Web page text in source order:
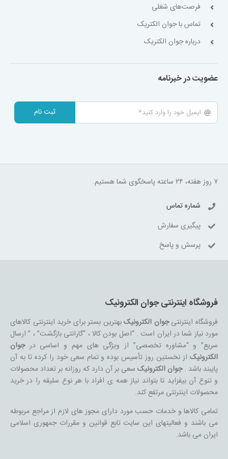
فرصت‌های شغلی
تماس با جوان الکتریک
درباره جوان الکتریک
عضویت در خبرنامه
ثبت نام
۷ روز هفته، ۲۴ ساعته پاسخگوی شما هستیم.
شماره تماس
پیگیری سفارش
پرسش و پاسخ
فروشگاه اینترنتی جوان الکترونیک
فروشگاه اینترنتیجوان الکترونیکبهترین بستر برای خرید اینترنتی کالاهای
مورد نیاز شما در ایران است . “اصل بودن کالا ، “گارانتی بازگشت” ، ” ارسال
سریع” و “مشاوره تخصصی” از ویژگی های مهم و اساسی درجوان
الکترونیکاز نخستین روز تأسیس بوده و تمام سعی خود را کرده تا به آن
پایبند باشد .جوان الکترونیکسعی بر آن دارد که روزانه بر تعداد محصولات
و تنوع آن بیفزاید تا بتواند نیاز همه ی افراد با هر نوع سلیقه را در خرید
محصولات اینترنتی مرتفع کند.
تمامی کالاها و خدمات حسب مورد دارای مجوز های لازم از مراجع مربوطه
می باشند و فعالیتهای این سایت تابع قوانین و مقررات جمهوری اسلامی
ایران می باشد.